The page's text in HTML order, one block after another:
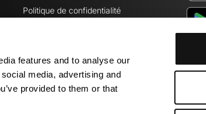
features and to analyse our
media, advertising and
provided to them or that
Politique de confidentialité
Mentions légales
Paramètres des cookies